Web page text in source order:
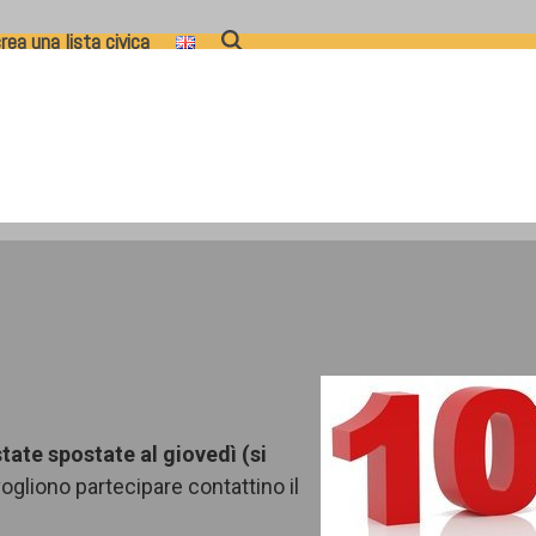
una lista civica
spostate al giovedì (si
partecipare contattino il